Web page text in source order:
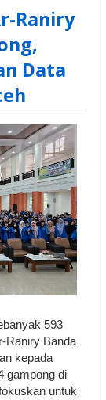
Raniry
Data
593
Raniry Banda
kepada
gampong di
untuk